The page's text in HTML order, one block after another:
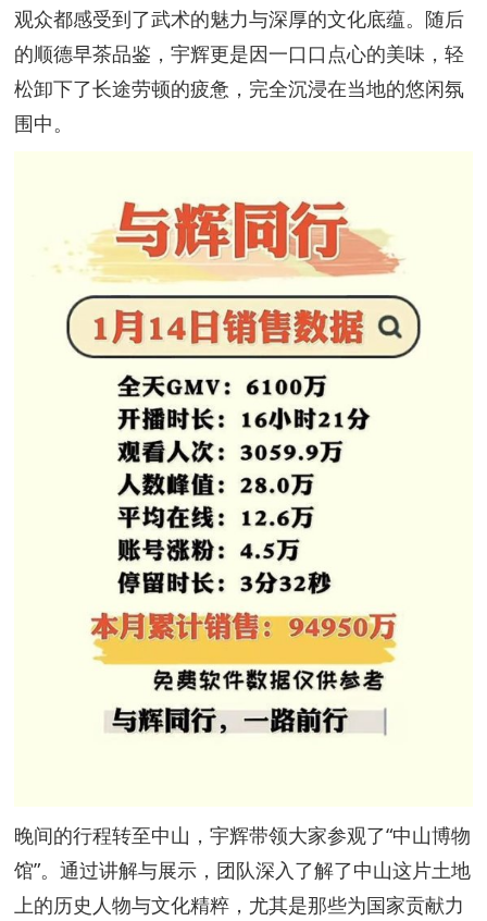
观众都感受到了武术的魅力与深厚的文化底蕴。随后
的顺德早茶品鉴，宇辉更是因一口口点心的美味，轻
松卸下了长途劳顿的疲惫，完全沉浸在当地的悠闲氛
围中。
晚间的行程转至中山，宇辉带领大家参观了“中山博物
馆”。通过讲解与展示，团队深入了解了中山这片土地
上的历史人物与文化精粹，尤其是那些为国家贡献力